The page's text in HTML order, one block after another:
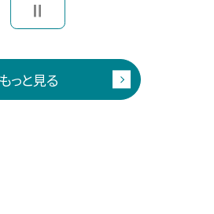
もっと見る